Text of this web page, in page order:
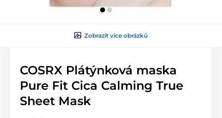
Zobrazit více obrázků
COSRX Plátýnková maska
Pure Fit Cica Calming True
Sheet Mask